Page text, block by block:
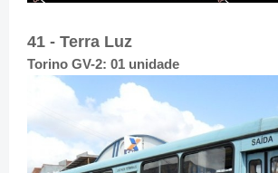
41 - Terra Luz
Torino GV-2: 01 unidade